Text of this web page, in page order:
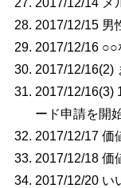
2017/12/15 男
2017/12/16
2017/12/16(2)
2017/12/16(3)
ード申請を開
2017/12/17 価
2017/12/18 価
2017/12/20 い